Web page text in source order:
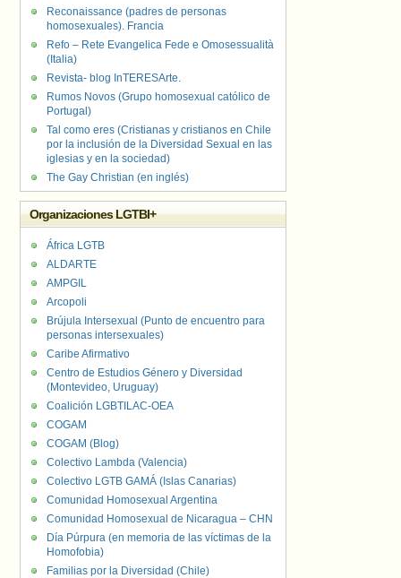
Reconaissance (padres de personas
homosexuales). Francia
Refo – Rete Evangelica Fede e Omosessualità
(Italia)
Revista- blog InTERESArte.
Rumos Novos (Grupo homosexual católico de
Portugal)
Tal como eres (Cristianas y cristianos en Chile
por la inclusión de la Diversidad Sexual en las
iglesias y en la sociedad)
The Gay Christian (en inglés)
Organizaciones LGTBI+
África LGTB
ALDARTE
AMPGIL
Arcopoli
Brújula Intersexual (Punto de encuentro para
personas intersexuales)
Caribe Afirmativo
Centro de Estudios Género y Diversidad
(Montevideo, Uruguay)
Coalición LGBTILAC-OEA
COGAM
COGAM (Blog)
Colectivo Lambda (Valencia)
Colectivo LGTB GAMÁ (Islas Canarias)
Comunidad Homosexual Argentina
Comunidad Homosexual de Nicaragua – CHN
Día Púrpura (en memoria de las víctimas de la
Homofobia)
Familias por la Diversidad (Chile)